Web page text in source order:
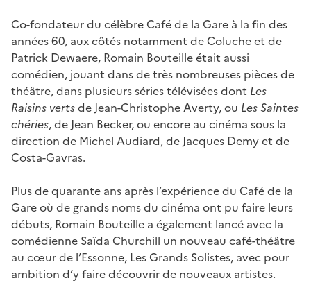
Co-fondateur du célèbre Café de la Gare à la fin des
années 60, aux côtés notamment de Coluche et de
Patrick Dewaere, Romain Bouteille était aussi
comédien, jouant dans de très nombreuses pièces de
théâtre, dans plusieurs séries télévisées dont Les
Raisins vertsde Jean-Christophe Averty, ou Les Saintes
chéries, de Jean Becker, ou encore au cinéma sous la
direction de Michel Audiard, de Jacques Demy et de
Costa-Gavras.
Plus de quarante ans après l’expérience du Café de la
Gare où de grands noms du cinéma ont pu faire leurs
débuts, Romain Bouteille a également lancé avec la
comédienne Saïda Churchill un nouveau café-théâtre
au cœur de l’Essonne, Les Grands Solistes, avec pour
ambition d’y faire découvrir de nouveaux artistes.